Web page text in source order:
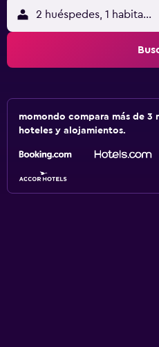
2 huéspedes, 1 habitación
momondo compara más de 3
hoteles y alojamientos.